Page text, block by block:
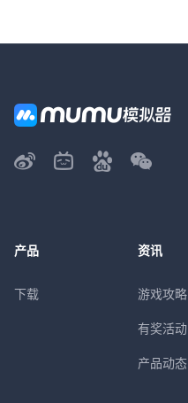
产品
下载
资讯
游戏攻略
有奖活动
产品动态